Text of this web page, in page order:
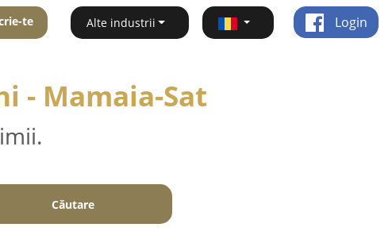
te Alte industrii Login
- Mamaia-Sat
Căutare